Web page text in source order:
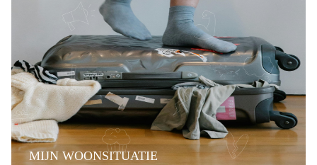
MIJN WOONSITUATIE